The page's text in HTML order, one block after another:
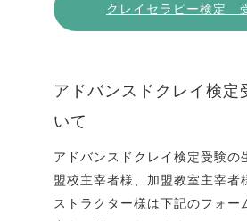
クレイセラピー検定
アドバンスドクレイ検定
いて
アドバンスドクレイ検定受験の
盟校主宰者様、加盟教室主宰者
ストラクター様は下記のフォー